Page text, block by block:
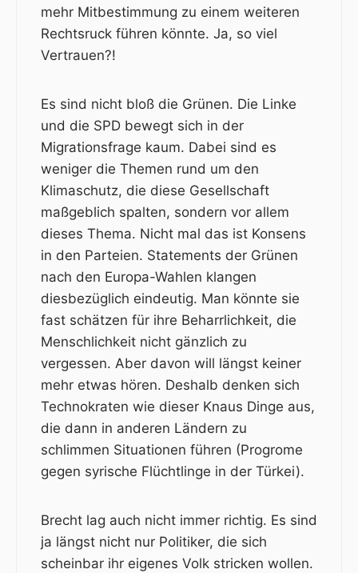
mehr Mitbestimmung zu einem weiteren
Rechtsruck führen könnte. Ja, so viel
Vertrauen?!
Es sind nicht bloß die Grünen. Die Linke
und die SPD bewegt sich in der
Migrationsfrage kaum. Dabei sind es
weniger die Themen rund um den
Klimaschutz, die diese Gesellschaft
maßgeblich spalten, sondern vor allem
dieses Thema. Nicht mal das ist Konsens
in den Parteien. Statements der Grünen
nach den Europa-Wahlen klangen
diesbezüglich eindeutig. Man könnte sie
fast schätzen für ihre Beharrlichkeit, die
Menschlichkeit nicht gänzlich zu
vergessen. Aber davon will längst keiner
mehr etwas hören. Deshalb denken sich
Technokraten wie dieser Knaus Dinge aus,
die dann in anderen Ländern zu
schlimmen Situationen führen (Progrome
gegen syrische Flüchtlinge in der Türkei).
Brecht lag auch nicht immer richtig. Es sind
ja längst nicht nur Politiker, die sich
scheinbar ihr eigenes Volk stricken wollen.